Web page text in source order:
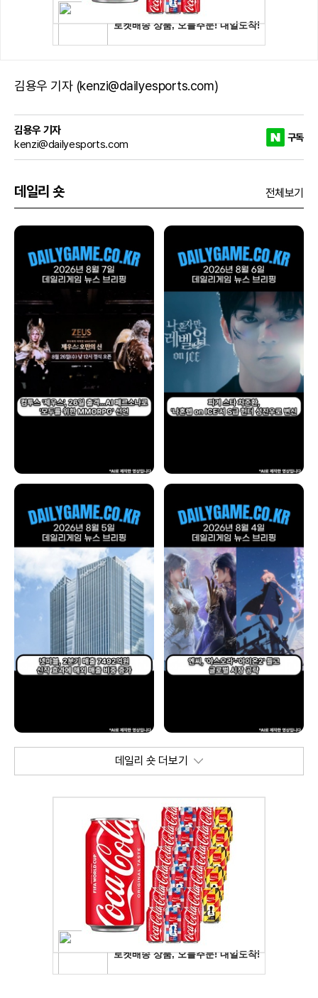
김용우 기자 (kenzi@dailyesports.com)
김용우 기자
kenzi@dailyesports.com
구독
데일리 숏 전체보기
데일리 숏 더보기